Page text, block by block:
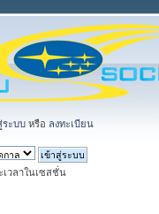
ระบบ หรือ ลงทะเบียน
วลาในเซสชั่น